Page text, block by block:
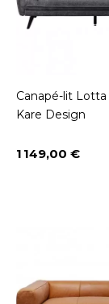
Canapé-lit
Kare Design
Prix
1 149,00 €